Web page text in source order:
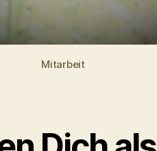
Mitarbeit